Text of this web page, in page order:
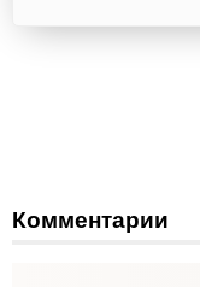
Комментарии